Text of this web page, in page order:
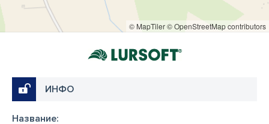
© MapTiler© OpenStreetMap contributors
ИНФО
Название: